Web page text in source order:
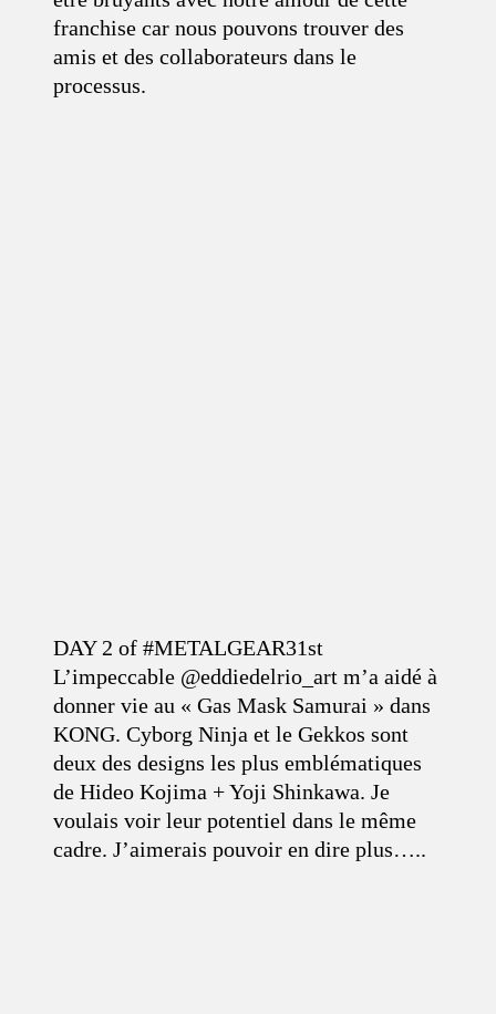
franchise car nous pouvons trouver des
amis et des collaborateurs dans le
processus.
DAY 2 of #METALGEAR31st
L’impeccable @eddiedelrio_art m’a aidé à
donner vie au « Gas Mask Samurai » dans
KONG. Cyborg Ninja et le Gekkos sont
deux des designs les plus emblématiques
de Hideo Kojima + Yoji Shinkawa. Je
voulais voir leur potentiel dans le même
cadre. J’aimerais pouvoir en dire plus…..